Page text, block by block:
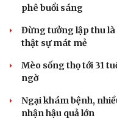
phê buổi sáng
Đừng tưởng lập thu là
thật sự mát mẻ
Mèo sống thọ tới 31
ngờ
Ngại khám bệnh,
nhận hậu quả lớn